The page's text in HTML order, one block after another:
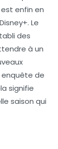
enfin en
Disney+. Le
des
à un
enquête de
signifie
saison qui